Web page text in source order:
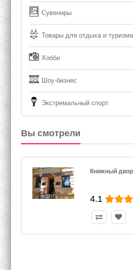
Сувениры
Товары для отдыха и туризма
Хобби
Шоу-бизнес
Экстремальный спорт
Вы смотрели
Книжный двор
4.1